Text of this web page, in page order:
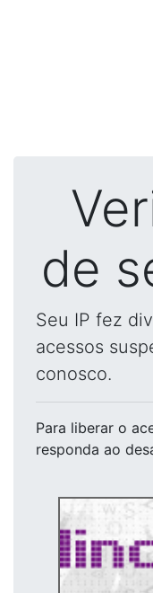
de
Seu IP fez
acessos
conosco.
Para liberar o
responda ao